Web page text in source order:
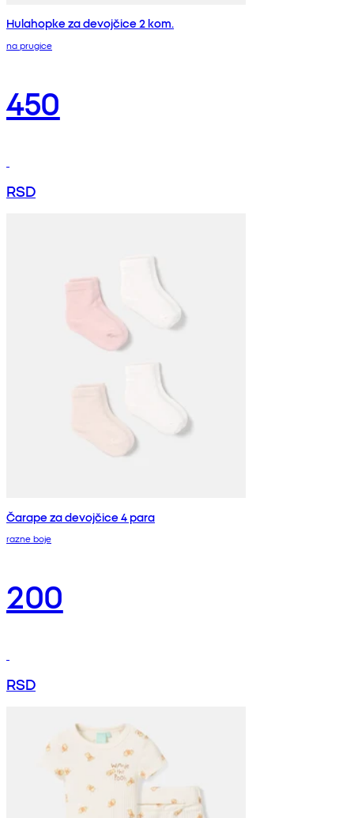
Hulahopke za devojčice 2 kom.
na prugice
450
RSD
Čarape za devojčice 4 para
razne boje
200
RSD